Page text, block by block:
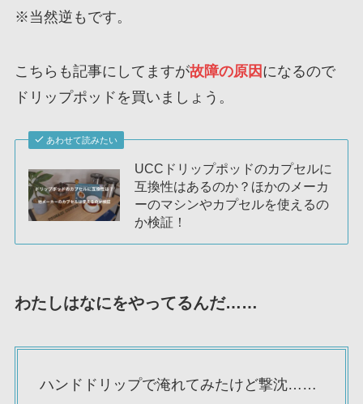
※当然逆もです。
こちらも記事にしてますが故障の原因 になるので
ドリップポッドを買いましょう。
あわせて読みたい
UCCドリップポッドのカプセルに
互換性はあるのか？ほかのメーカ
ーのマシンやカプセルを使えるの
か検証！
わたしはなにをやってるんだ……
ハンドドリップで淹れてみたけど撃沈……